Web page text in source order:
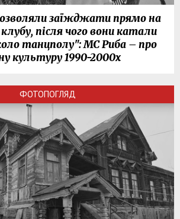
заїжджати прямо на
після чого вони катали
танцполу": МС Риба – про
культуру 1990-2000х
ФОТОПОГЛЯД